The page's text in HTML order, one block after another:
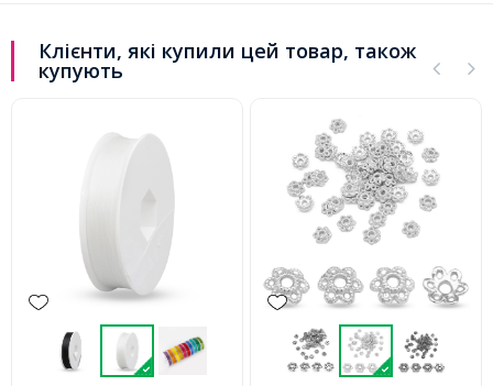
Клієнти, які купили цей товар, також
купують